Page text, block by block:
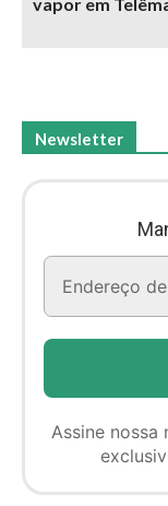
Newsletter
Assine